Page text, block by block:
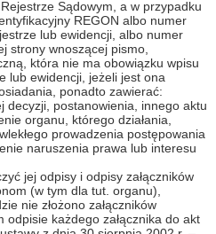
Sądowym, a w przypadku
REGON albo numer
lub ewidencji, albo numer
strony wnoszącej pismo,
która nie ma obowiązku wpisu
lub ewidencji, jeżeli jest ona
ponadto zawierać:
decyzji, postanowienia, innego aktu
organu, którego działania,
prowadzenia postępowania
naruszenia prawa lub interesu
jej odpisy i odpisy załączników
(w tym dla tut. organu),
nie złożono załączników
odpisie każdego załącznika do akt